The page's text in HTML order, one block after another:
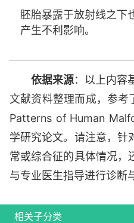
胚胎暴露于放射线之下
产生不利影响。
依据来源：以上内容
文献资料整理而成，参
Patterns of Human
学研究论文。请注意，针
常或综合征的具体情况，
与专业医生指导进行诊断
相关子分类